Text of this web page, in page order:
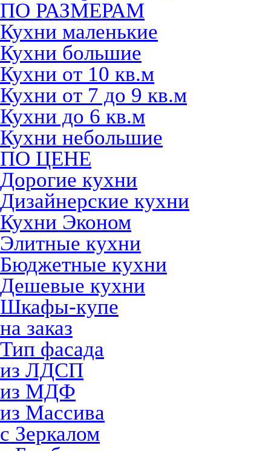
ПО РАЗМЕРАМ
Кухни маленькие
Кухни большие
Кухни от 10 кв.м
Кухни от 7 до 9 кв.м
Кухни до 6 кв.м
Кухни небольшие
ПО ЦЕНЕ
Дорогие кухни
Дизайнерские кухни
Кухни Эконом
Элитные кухни
Бюджетные кухни
Дешевые кухни
Шкафы-купе
на заказ
Тип фасада
из ЛДСП
из МДФ
из Массива
с Зеркалом